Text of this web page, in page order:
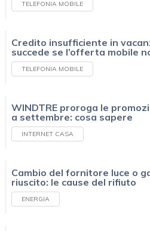
TELEFONIA MOBILE
Credito insufficiente in
succede se l’offerta mobile
TELEFONIA MOBILE
WINDTRE proroga le
a settembre: cosa sapere
INTERNET CASA
Cambio del fornitore luce o
riuscito: le cause del rifiuto
ENERGIA